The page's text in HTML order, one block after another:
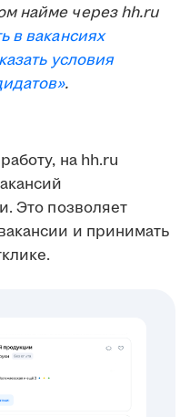
найме через hh.ru
в вакансиях
условия
.
на hh.ru
Это позволяет
и принимать